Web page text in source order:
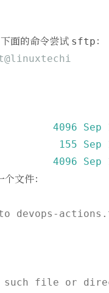
面的命令尝试 sftp ：
4096 Sep
155 Sep
4096 Sep
文件：
devops-